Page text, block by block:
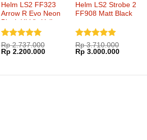
Helm LS2 FF323
Arrow R Evo Neon
Black Hi-Vis Yellow
Dinilai5
dari 5
Rp2.737.000
Harga
aslinya
Rp 2.200.000Harga
Rp 2.200.000.
Helm LS2 Strobe 2
FF908 Matt Black
Dinilai5
dari 5
Rp3.710.000
Harga
aslinya
Rp 3.000.000Harga
Rp